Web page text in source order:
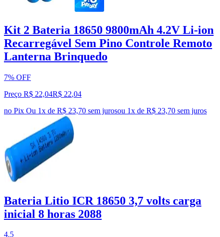
Kit 2 Bateria 18650 9800mAh 4.2V Li-ion
Recarregável Sem Pino Controle Remoto
Lanterna Brinquedo
7% OFF
Preço R$ 22,04R$ 22,04
no Pix Ou 1x de R$ 23,70 sem jurosou 1x de R$ 23,70 sem juros
Bateria Litio ICR 18650 3,7 volts carga
inicial 8 horas 2088
4.5